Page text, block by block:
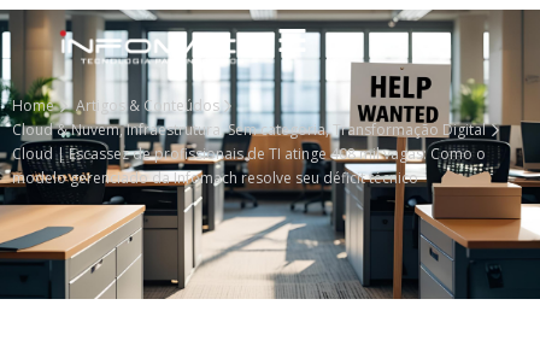
Home
Artigos & Conteúdos
Cloud & Nuvem,Infraestrutura,Sem categoria,Transformação Digital
Cloud | Escassez de profissionais de TI atinge 408 mil vagas: Como o
modelo gerenciado da Infomach resolve seu déficit técnico